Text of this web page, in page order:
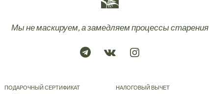
Мы не маскируем, а замедляем процессы старения
ПОДАРОЧНЫЙ СЕРТИФИКАТ НАЛОГОВЫЙ ВЫЧЕТ